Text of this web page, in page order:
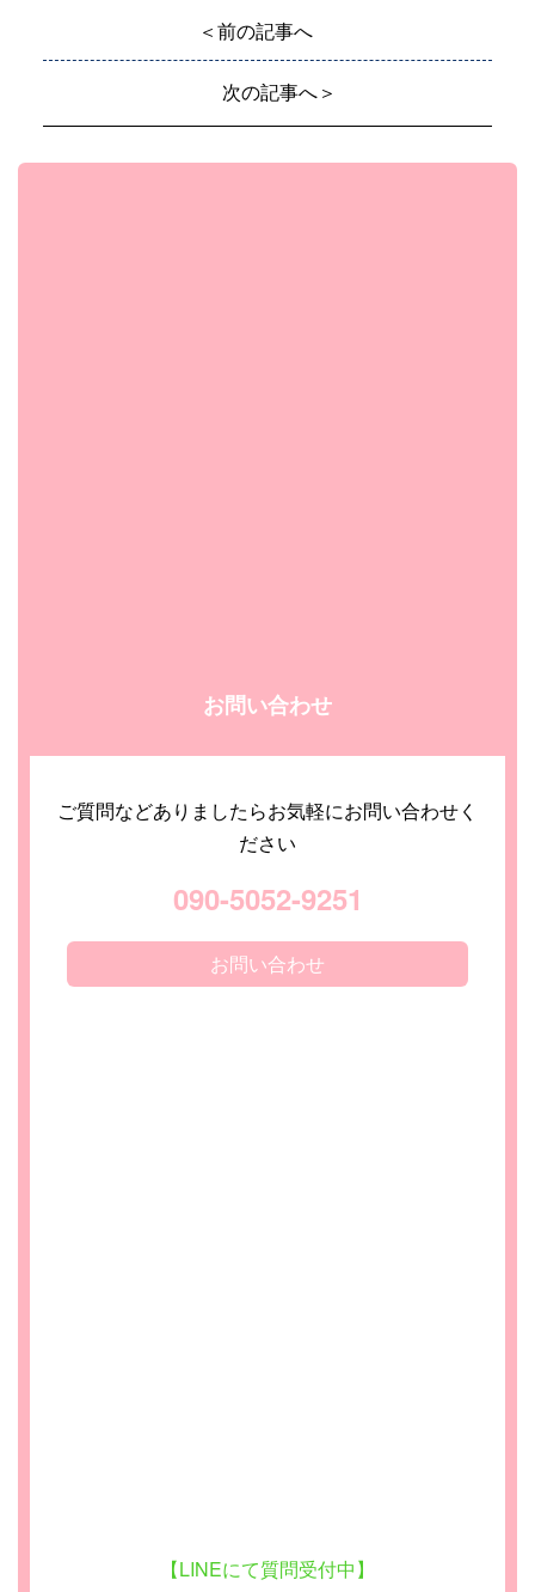
＜前の記事へ
次の記事へ＞
お問い合わせ
ご質問などありましたらお気軽にお問い合わせく
ださい
090-5052-9251
お問い合わせ
【LINEにて質問受付中】